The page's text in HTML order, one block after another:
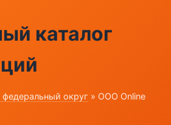
каталог
федеральный округ » ООО Online